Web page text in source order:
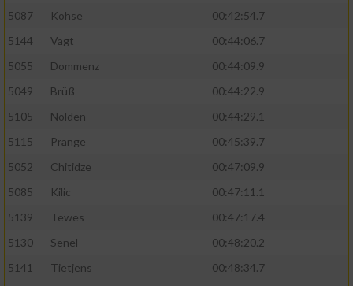
5087
Kohse
00:42:54.7
5144
Vagt
00:44:06.7
5055
Dommenz
00:44:09.9
5049
Brüß
00:44:22.9
5105
Nolden
00:44:29.1
5115
Prange
00:45:39.7
5052
Chitidze
00:47:09.9
5085
Kilic
00:47:11.1
5139
Tewes
00:47:17.4
5130
Senel
00:48:20.2
5141
Tietjens
00:48:34.7